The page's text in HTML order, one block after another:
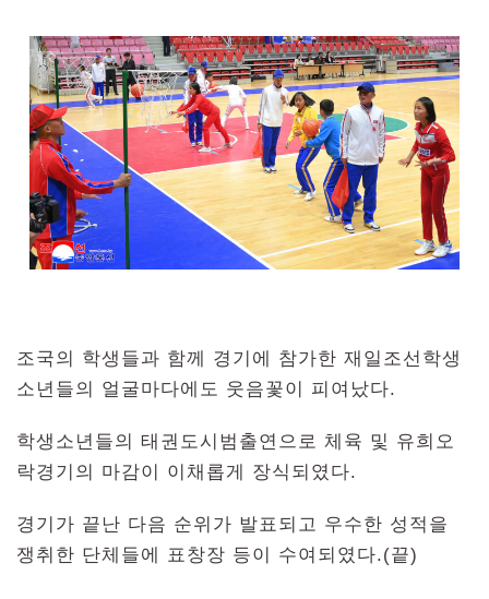
조국의 학생들과 함께 경기에 참가한 재일조선학생
소년들의 얼굴마다에도 웃음꽃이 피여났다.
학생소년들의 태권도시범출연으로 체육 및 유희오
락경기의 마감이 이채롭게 장식되였다.
경기가 끝난 다음 순위가 발표되고 우수한 성적을
쟁취한 단체들에 표창장 등이 수여되였다.(끝)